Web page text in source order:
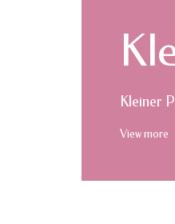
Kleiner
View more